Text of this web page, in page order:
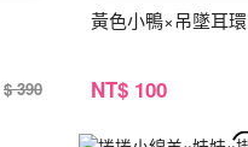
$ 390
黃色小鴨×吊墜耳環
NT$ 100